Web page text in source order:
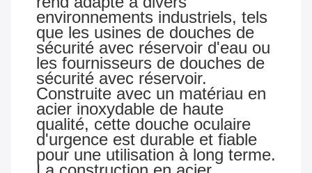
environnements industriels, tels
que les usines de douches de
sécurité avec réservoir d'eau ou
les fournisseurs de douches de
sécurité avec réservoir.
Construite avec un matériau en
acier inoxydable de haute
qualité, cette douche oculaire
d'urgence est durable et fiable
pour une utilisation à long terme.